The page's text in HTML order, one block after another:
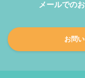
メールでの
お問